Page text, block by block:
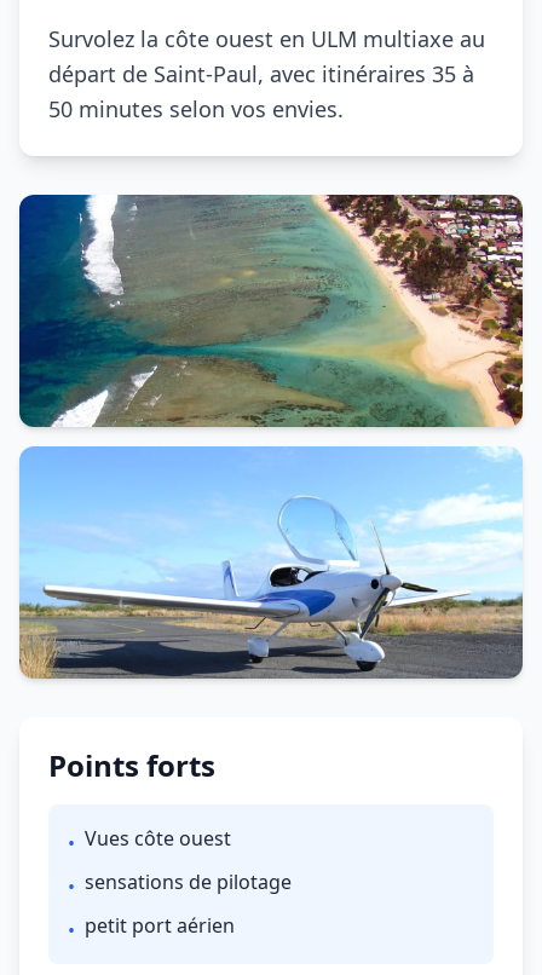
Survolez la côte ouest en ULM multiaxe au
départ de Saint‑Paul, avec itinéraires 35 à
50 minutes selon vos envies.
Points forts
• Vues côte ouest
• sensations de pilotage
• petit port aérien